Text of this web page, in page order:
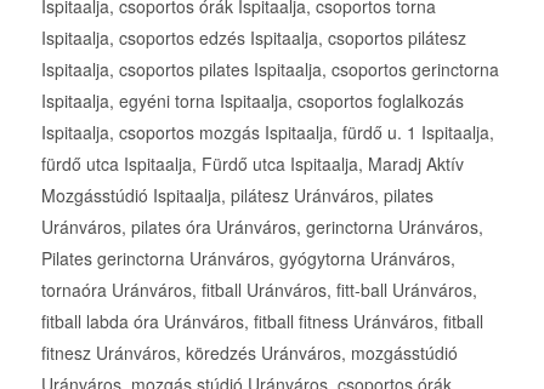
Ispitaalja, csoportos órák Ispitaalja, csoportos torna
Ispitaalja, csoportos edzés Ispitaalja, csoportos pilátesz
Ispitaalja, csoportos pilates Ispitaalja, csoportos gerinctorna
Ispitaalja, egyéni torna Ispitaalja, csoportos foglalkozás
Ispitaalja, csoportos mozgás Ispitaalja, fürdő u. 1 Ispitaalja,
fürdő utca Ispitaalja, Fürdő utca Ispitaalja, Maradj Aktív
Mozgásstúdió Ispitaalja, pilátesz Uránváros, pilates
Uránváros, pilates óra Uránváros, gerinctorna Uránváros,
Pilates gerinctorna Uránváros, gyógytorna Uránváros,
tornaóra Uránváros, fitball Uránváros, fitt-ball Uránváros,
fitball labda óra Uránváros, fitball fitness Uránváros, fitball
fitnesz Uránváros, köredzés Uránváros, mozgásstúdió